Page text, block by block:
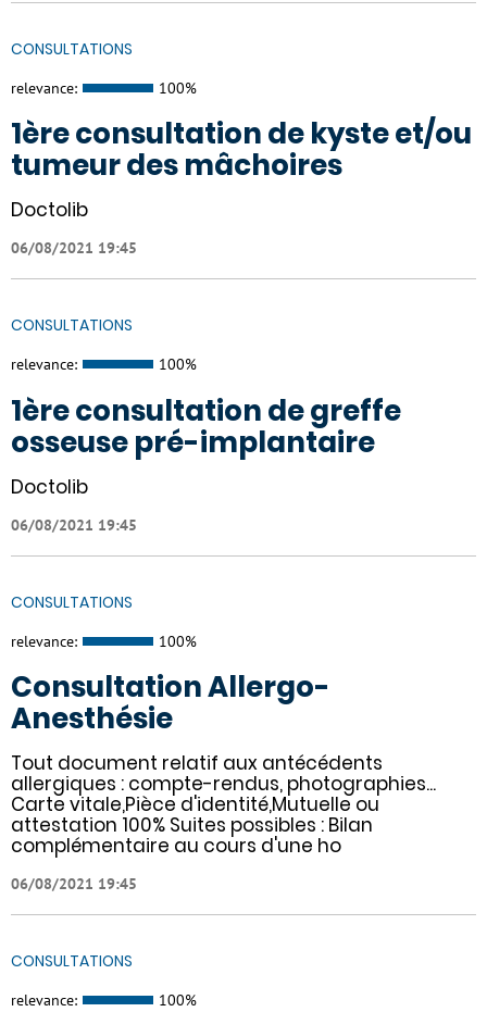
CONSULTATIONS
relevance: 100%
1ère consultation de kyste et/ou
tumeur des mâchoires
Doctolib
06/08/2021 19:45
CONSULTATIONS
relevance: 100%
1ère consultation de greffe
osseuse pré-implantaire
Doctolib
06/08/2021 19:45
CONSULTATIONS
relevance: 100%
Consultation Allergo-
Anesthésie
Tout document relatif aux antécédents
allergiques : compte-rendus, photographies...
Carte vitale,Pièce d'identité,Mutuelle ou
attestation 100% Suites possibles : Bilan
complémentaire au cours d'une ho
06/08/2021 19:45
CONSULTATIONS
relevance: 100%